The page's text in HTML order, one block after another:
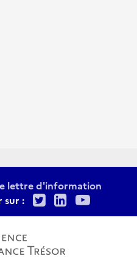
lettre d'information
sur :
TwitterLinkedIn